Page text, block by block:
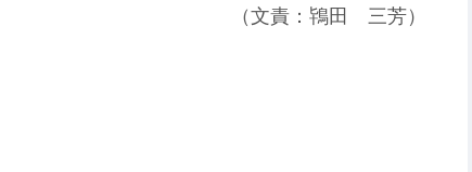
（文責：鴇田 三芳）